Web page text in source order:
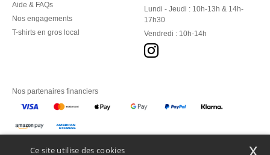
Aide & FAQs
Nos engagements
T-shirts en gros local
Lundi - Jeudi : 10h-13h & 14h-
17h30
Vendredi : 10h-14h
Nos partenaires financiers
Ce site utilise des cookies x